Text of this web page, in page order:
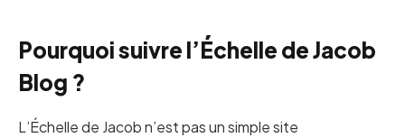
Pourquoi suivre l’Échelle de Jacob
Blog ?
L’Échelle de Jacob n’est pas un simple site